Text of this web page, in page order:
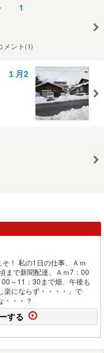
～ 1
メント(1)
１月2
！ 私の1日の仕事、Ａｍ
まで新聞配達、Ａｍ7：00
～11：30まで畑、午後も
楽にならず・・・・」で
・・・？
する